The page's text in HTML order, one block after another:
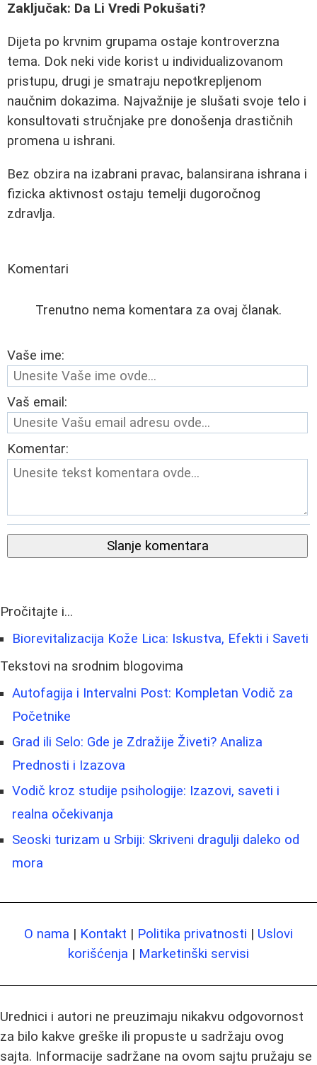
Zaključak: Da Li Vredi Pokušati?
Dijeta po krvnim grupama ostaje kontroverzna
tema. Dok neki vide korist u individualizovanom
pristupu, drugi je smatraju nepotkrepljenom
naučnim dokazima. Najvažnije je slušati svoje telo i
konsultovati stručnjake pre donošenja drastičnih
promena u ishrani.
Bez obzira na izabrani pravac, balansirana ishrana i
fizicka aktivnost ostaju temelji dugoročnog
zdravlja.
Komentari
Trenutno nema komentara za ovaj članak.
Vaše ime:
Vaš email:
Komentar:
Slanje komentara
Pročitajte i...
Biorevitalizacija Kože Lica: Iskustva, Efekti i Saveti
Tekstovi na srodnim blogovima
Autofagija i Intervalni Post: Kompletan Vodič za
Početnike
Grad ili Selo: Gde je Zdražije Živeti? Analiza
Prednosti i Izazova
Vodič kroz studije psihologije: Izazovi, saveti i
realna očekivanja
Seoski turizam u Srbiji: Skriveni dragulji daleko od
mora
O nama | Kontakt | Politika privatnosti | Uslovi
korišćenja | Marketinški servisi
Urednici i autori ne preuzimaju nikakvu odgovornost
za bilo kakve greške ili propuste u sadržaju ovog
sajta. Informacije sadržane na ovom sajtu pružaju se